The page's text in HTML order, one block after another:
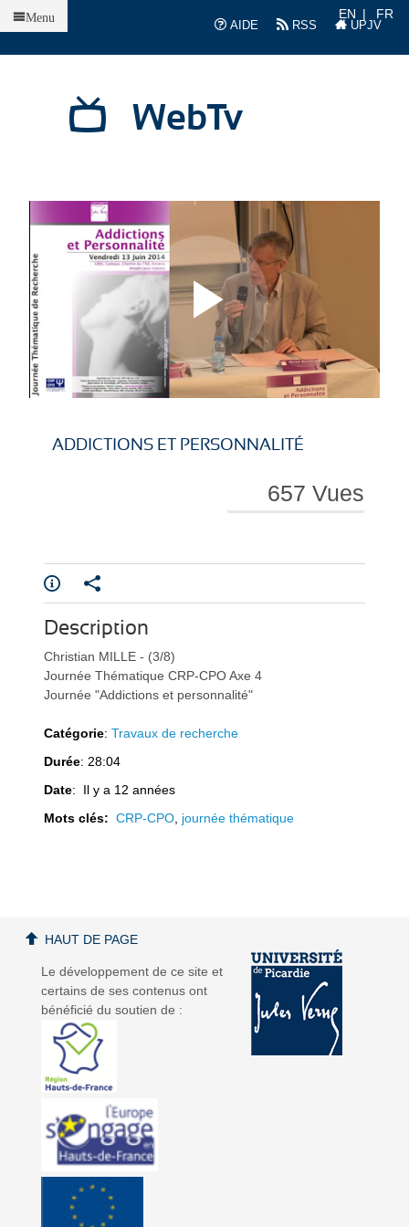
AIDE
RSS UPJV
EN FR
WebTv
Menu
L
i
r
e
l
a
v
L
i
r
e
l
a
v
ADDICTIONS ET PERSONNALITÉ
657 Vues
Description
Christian MILLE - (3/8)
Journée Thématique CRP-CPO Axe 4
Journée "Addictions et personnalité"
Catégorie:Travaux de recherche
Durée: 28:04
Date: Il y a 12 années
Mots clés:CRP-CPO journée thématique
Le développement de ce site et
certains de ses contenus ont
bénéficié du soutien de :
HAUT DE PAGE